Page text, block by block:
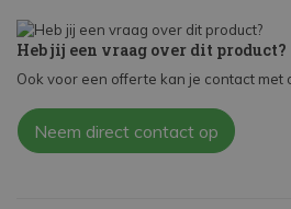
Heb jij een vraag over dit product?
Ook voor een offerte kan je contact met
Neem direct contact op